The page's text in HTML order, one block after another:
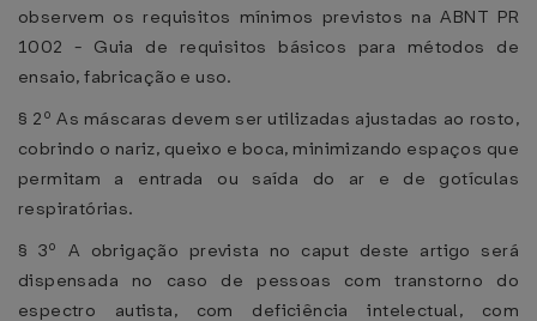
observem os requisitos mínimos previstos na ABNT PR
1002 - Guia de requisitos básicos para métodos de
ensaio, fabricação e uso.
§ 2º As máscaras devem ser utilizadas ajustadas ao rosto,
cobrindo o nariz, queixo e boca, minimizando espaços que
permitam a entrada ou saída do ar e de gotículas
respiratórias.
§ 3º A obrigação prevista no caput deste artigo será
dispensada no caso de pessoas com transtorno do
espectro autista, com deficiência intelectual, com